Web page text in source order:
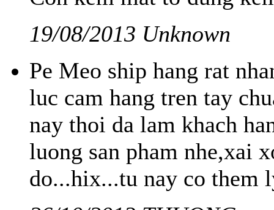
19/08/2013 Unknown
Pe Meo ship hang rat
luc cam hang tren tay
nay thoi da lam khach
luong san pham nhe,xai
do...hix...tu nay co them